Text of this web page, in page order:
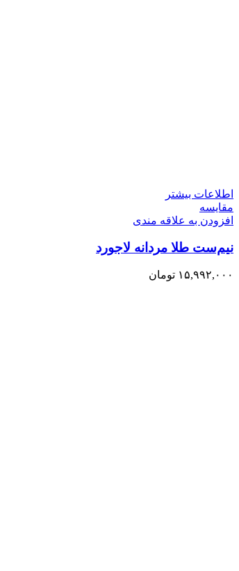
اطلاعات بیشتر
مقایسه
افزودن به علاقه مندی
نیم‌ست طلا مردانه لاجورد
۱۵,۹۹۲,۰۰۰ تومان